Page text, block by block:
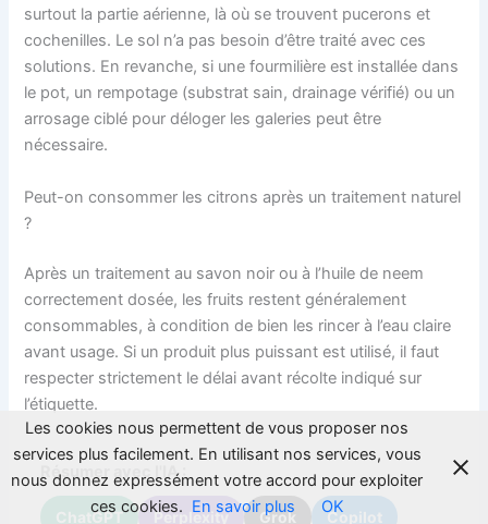
surtout la partie aérienne, là où se trouvent pucerons et
cochenilles. Le sol n’a pas besoin d’être traité avec ces
solutions. En revanche, si une fourmilière est installée dans
le pot, un rempotage (substrat sain, drainage vérifié) ou un
arrosage ciblé pour déloger les galeries peut être
nécessaire.
Peut-on consommer les citrons après un traitement naturel
?
Après un traitement au savon noir ou à l’huile de neem
correctement dosée, les fruits restent généralement
consommables, à condition de bien les rincer à l’eau claire
avant usage. Si un produit plus puissant est utilisé, il faut
respecter strictement le délai avant récolte indiqué sur
l’étiquette.
Résumer avec l'IA :
ChatGPT Perplexity Grok Copilot
Les cookies nous permettent de vous proposer nos
services plus facilement. En utilisant nos services, vous
nous donnez expressément votre accord pour exploiter
ces cookies. En savoir plus OK